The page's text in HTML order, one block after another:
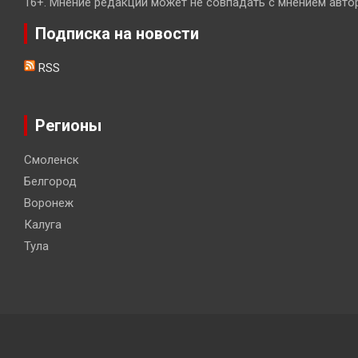
Подписка на новости
RSS
Регионы
Смоленск
Белгород
Воронеж
Калуга
Тула